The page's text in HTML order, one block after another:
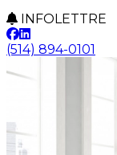
INFOLETTRE
(514) 894-0101